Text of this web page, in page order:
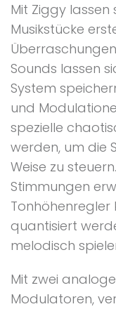
Mit Ziggy
Musikstücke
Sounds lassen
System
und
spezielle
werden, um die
Weise zu
Stimmungen
Tonhöhenregler
quantisiert
melodisch
Mit zwei
Modulatoren,